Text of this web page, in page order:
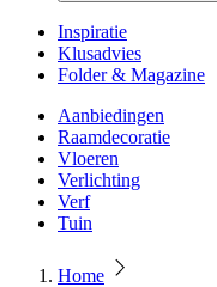
Inspiratie
Klusadvies
Folder & Magazine
Aanbiedingen
Raamdecoratie
Vloeren
Verlichting
Verf
Tuin
Home